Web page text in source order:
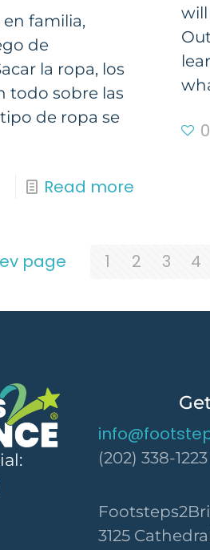
en familia,
de
la ropa, los
todo sobre las
de ropa se
Read more
will
0
page 1 2 3 4
(202) 338-1223
3125